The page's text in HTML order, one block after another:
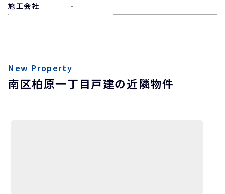
施工会社
-
New Property
南区柏原一丁目戸建の近隣物件